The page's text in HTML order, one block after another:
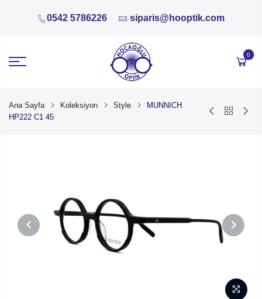
0542 5786226 siparis@hooptik.com
0
Ana Sayfa Koleksiyon Style
MUNNICH
HP222 C1 45